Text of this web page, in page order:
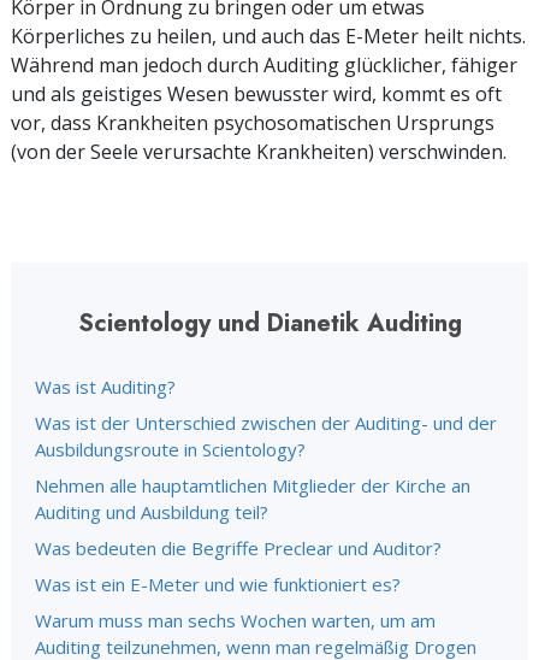
Körper in Ordnung zu bringen oder um etwas
Körperliches zu heilen, und auch das E-Meter heilt nichts.
Während man jedoch durch Auditing glücklicher, fähiger
und als geistiges Wesen bewusster wird, kommt es oft
vor, dass Krankheiten psychosomatischen Ursprungs
(von der Seele verursachte Krankheiten) verschwinden.
Scientology und Dianetik Auditing
Was ist Auditing?
Was ist der Unterschied zwischen der Auditing- und der
Ausbildungsroute in Scientology?
Nehmen alle hauptamtlichen Mitglieder der Kirche an
Auditing und Ausbildung teil?
Was bedeuten die Begriffe Preclear und Auditor?
Was ist ein E-Meter und wie funktioniert es?
Warum muss man sechs Wochen warten, um am
Auditing teilzunehmen, wenn man regelmäßig Drogen